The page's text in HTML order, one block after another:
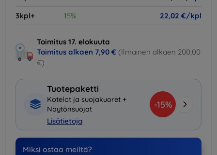
3kpl+
15% 22,02 €/kpl
Toimitus 17. elokuuta
Toimitus alkaen 7,90 € (Ilmainen alkaen 200,00
€)
Tuotepaketti
Kotelot ja suojakuoret +
Näytönsuojat
Lisätietoja
-15%
Miksi ostaa meiltä?